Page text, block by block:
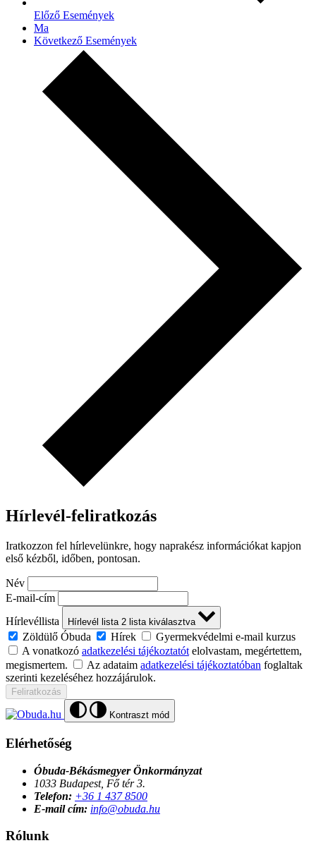
Előző Események
Ma
Következő Események
Hírlevél-feliratkozás
Iratkozzon fel hírlevelünkre, hogy naprakész információkat kapjon
első kézből, időben, pontosan.
Név
E-mail-cím
Hírlevéllista
Hírlevél lista 2 lista kiválasztva
Zöldülő Óbuda Hírek
Gyermekvédelmi e-mail kurzus
A vonatkozó adatkezelési tájékoztatót elolvastam, megértettem,
megismertem.
Az adataim adatkezelési tájékoztatóban foglaltak
szerinti kezeléséhez hozzájárulok.
Feliratkozás
Kontraszt mód
Elérhetőség
Óbuda-Békásmegyer Önkormányzat
1033 Budapest, Fő tér 3.
Telefon: +36 1 437 8500
E-mail cím: info@obuda.hu
Rólunk